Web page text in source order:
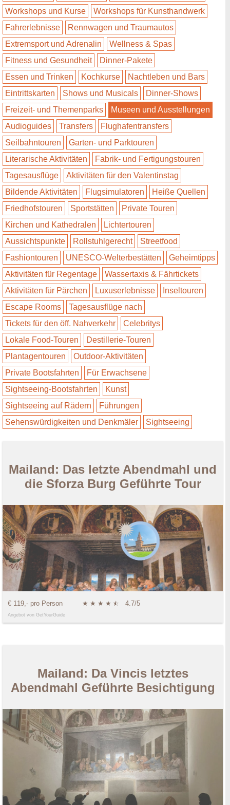
Workshops und Kurse
Workshops für Kunsthandwerk
Fahrerlebnisse
Rennwagen und Traumautos
Extremsport und Adrenalin
Wellness & Spas
Fitness und Gesundheit
Dinner-Pakete
Essen und Trinken
Kochkurse
Nachtleben und Bars
Eintrittskarten
Shows und Musicals
Dinner-Shows
Freizeit- und Themenparks
Museen und Ausstellungen
Audioguides
Transfers
Flughafentransfers
Seilbahntouren
Garten- und Parktouren
Literarische Aktivitäten
Fabrik- und Fertigungstouren
Tagesausflüge
Aktivitäten für den Valentinstag
Bildende Aktivitäten
Flugsimulatoren
Heiße Quellen
Friedhofstouren
Sportstätten
Private Touren
Kirchen und Kathedralen
Lichtertouren
Aussichtspunkte
Rollstuhlgerecht
Streetfood
Fashiontouren
UNESCO-Welterbestätten
Geheimtipps
Aktivitäten für Regentage
Wassertaxis & Fährtickets
Aktivitäten für Pärchen
Luxuserlebnisse
Inseltouren
Escape Rooms
Tagesausflüge nach
Tickets für den öff. Nahverkehr
Celebritys
Lokale Food-Touren
Destillerie-Touren
Plantagentouren
Outdoor-Aktivitäten
Private Bootsfahrten
Für Erwachsene
Sightseeing-Bootsfahrten
Kunst
Sightseeing auf Rädern
Führungen
Sehenswürdigkeiten und Denkmäler
Sightseeing
Mailand: Das letzte Abendmahl und
die Sforza Burg Geführte Tour
€ 119,- pro Person ★ ★ ★ ★ ★
☆ 4.7/5
Angebot von GetYourGuide
Mailand: Da Vincis letztes
Abendmahl Geführte Besichtigung